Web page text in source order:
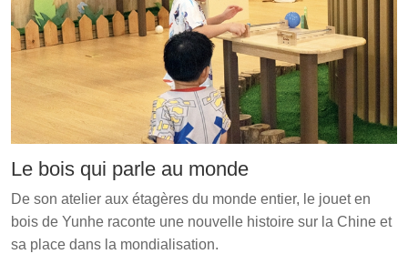
Le bois qui parle au monde
De son atelier aux étagères du monde entier, le jouet en
bois de Yunhe raconte une nouvelle histoire sur la Chine et
sa place dans la mondialisation.